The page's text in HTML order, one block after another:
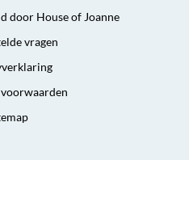
door House of Joanne
vragen